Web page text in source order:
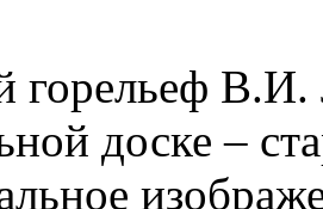
горельеф
доске –